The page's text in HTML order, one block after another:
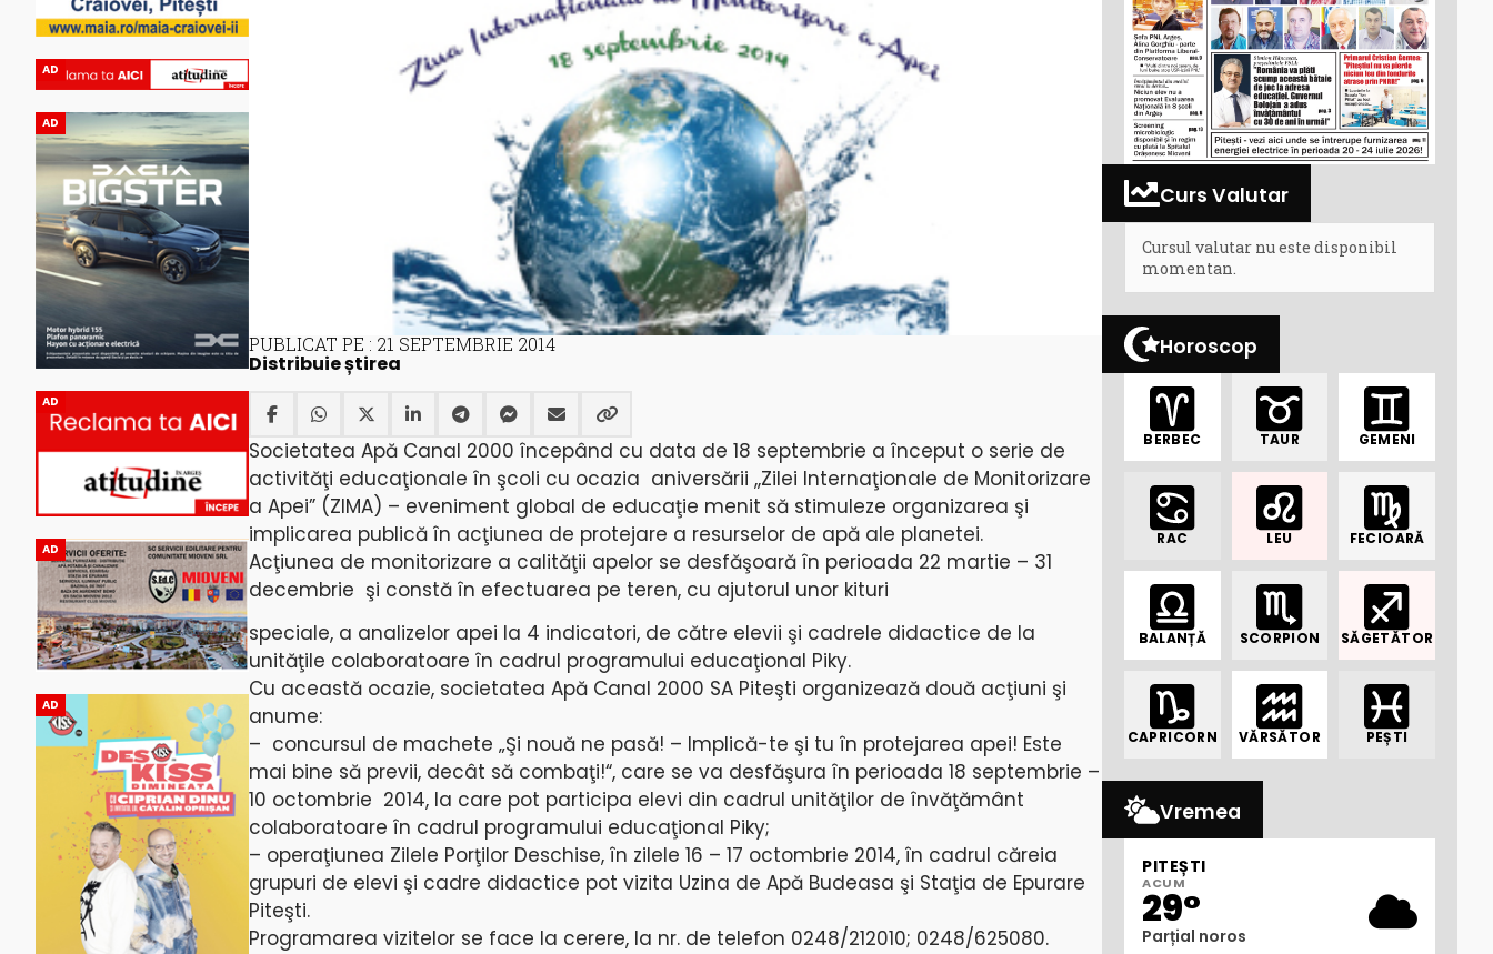
AD
AD
AD
AD
AD
PUBLICAT PE : 21 SEPTEMBRIE 2014
Distribuie știrea
Societatea Apă Canal 2000 începând cu data de 18 septembrie a început o serie de
activităţi educaţionale în şcoli cu ocazia aniversării ,,Zilei Internaţionale de Monitorizare
a Apei” (ZIMA) – eveniment global de educaţie menit să stimuleze organizarea şi
implicarea publică în acţiunea de protejare a resurselor de apă ale planetei.
Acţiunea de monitorizare a calităţii apelor se desfăşoară în perioada 22 martie – 31
decembrie şi constă în efectuarea pe teren, cu ajutorul unor kituri
speciale, a analizelor apei la 4 indicatori, de către elevii şi cadrele didactice de la
unităţile colaboratoare în cadrul programului educaţional Piky.
Cu această ocazie, societatea Apă Canal 2000 SA Piteşti organizează două acţiuni şi
anume:
– concursul de machete „Şi nouă ne pasă! – Implică-te şi tu în protejarea apei! Este
mai bine să previi, decât să combaţi!“, care se va desfăşura în perioada 18 septembrie –
10 octombrie 2014, la care pot participa elevi din cadrul unităţilor de învăţământ
colaboratoare în cadrul programului educaţional Piky;
– operaţiunea Zilele Porţilor Deschise, în zilele 16 – 17 octombrie 2014, în cadrul căreia
grupuri de elevi şi cadre didactice pot vizita Uzina de Apă Budeasa şi Staţia de Epurare
Piteşti.
Programarea vizitelor se face la cerere, la nr. de telefon 0248/212010; 0248/625080.
Curs Valutar
Cursul valutar nu este disponibil
momentan.
Horoscop
BERBEC TAUR GEMENI
RAC LEU FECIOARĂ
BALANȚĂ SCORPION SĂGETĂTOR
CAPRICORN VĂRSĂTOR PEȘTI
Vremea
PITEȘTI
ACUM
29°
Parțial noros